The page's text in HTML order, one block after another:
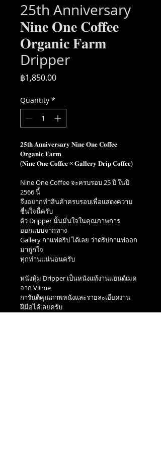
25th Anniversary
𝐍𝐢𝐧𝐞 𝐎𝐧𝐞 𝐂𝐨𝐟𝐟𝐞𝐞
𝐎𝐫𝐠𝐚𝐧𝐢𝐜 𝐅𝐚𝐫𝐦
Dripper
฿1,850.00Price
Quantity *
𝟐𝟓𝐭𝐡 𝐀𝐧𝐧𝐢𝐯𝐞𝐫𝐬𝐚𝐫𝐲 𝐍𝐢𝐧𝐞 𝐎𝐧𝐞 𝐂𝐨𝐟𝐟𝐞𝐞
𝐎𝐫𝐠𝐚𝐧𝐢𝐜 𝐅𝐚𝐫𝐦
(𝐍𝐢𝐧𝐞 𝐎𝐧𝐞 𝐂𝐨𝐟𝐟𝐞𝐞 × 𝐆𝐚𝐥𝐥𝐞𝐫𝐲 𝐃𝐫𝐢𝐩 𝐂𝐨𝐟𝐟𝐞𝐞)
Nine One Coffee จะครบรอบ 25 ปี ในปี
2566 นี้
จึงอยากทำสินค้าครบรอบเพื่อแสดงความ
ชื่นใจนี้ครับ
ตัว Dripper นั้นมั่นใจในคุณภาพการ
ออกแบบจากทาง
Gallery กาแฟดริป ได้เลย ว่าดริปกาแฟออก
มาถูกใจ
ทุกท่านแน่นอนครับ
หนังหุ้ม Dripper เป็นหนังแท้งานแฮนด์เมด
จาก Vitme
การันตีคุณภาพหนังและรายละเอียดงาน
ฝีมือได้เลยครับ